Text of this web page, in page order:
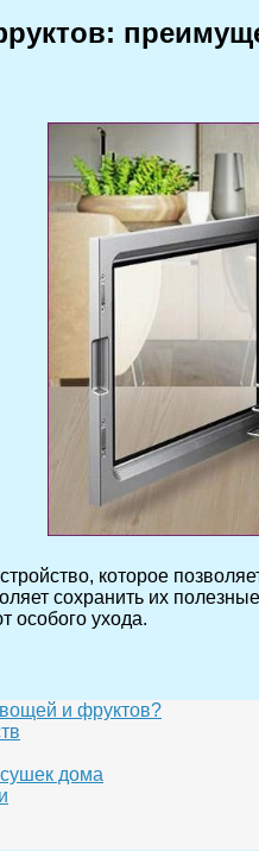
которое
сохранить их
особого ухода.
и фруктов?
дома